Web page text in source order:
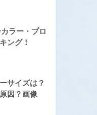
ラー・プロ
ング！
サイズは？
因？画像